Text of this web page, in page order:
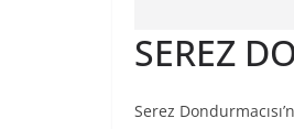
SEREZ
Serez